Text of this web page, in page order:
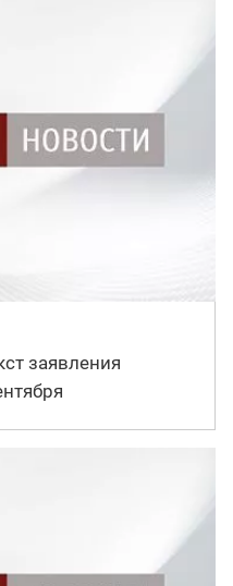
заявления